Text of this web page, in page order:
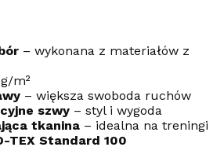
– wykonana z materiałów z
m²
– większa swoboda ruchów
szwy – styl i wygoda
tkanina – idealna na treningi
TEX Standard 100